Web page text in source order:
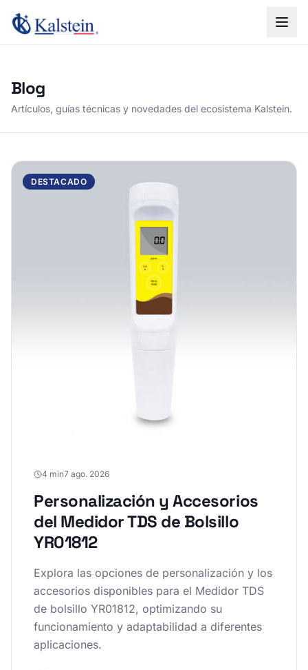
Blog
Artículos, guías técnicas y novedades del ecosistema Kalstein.
DESTACADO
4 min7 ago. 2026
Personalización y Accesorios
del Medidor TDS de Bolsillo
YR01812
Explora las opciones de personalización y los
accesorios disponibles para el Medidor TDS
de bolsillo YR01812, optimizando su
funcionamiento y adaptabilidad a diferentes
aplicaciones.